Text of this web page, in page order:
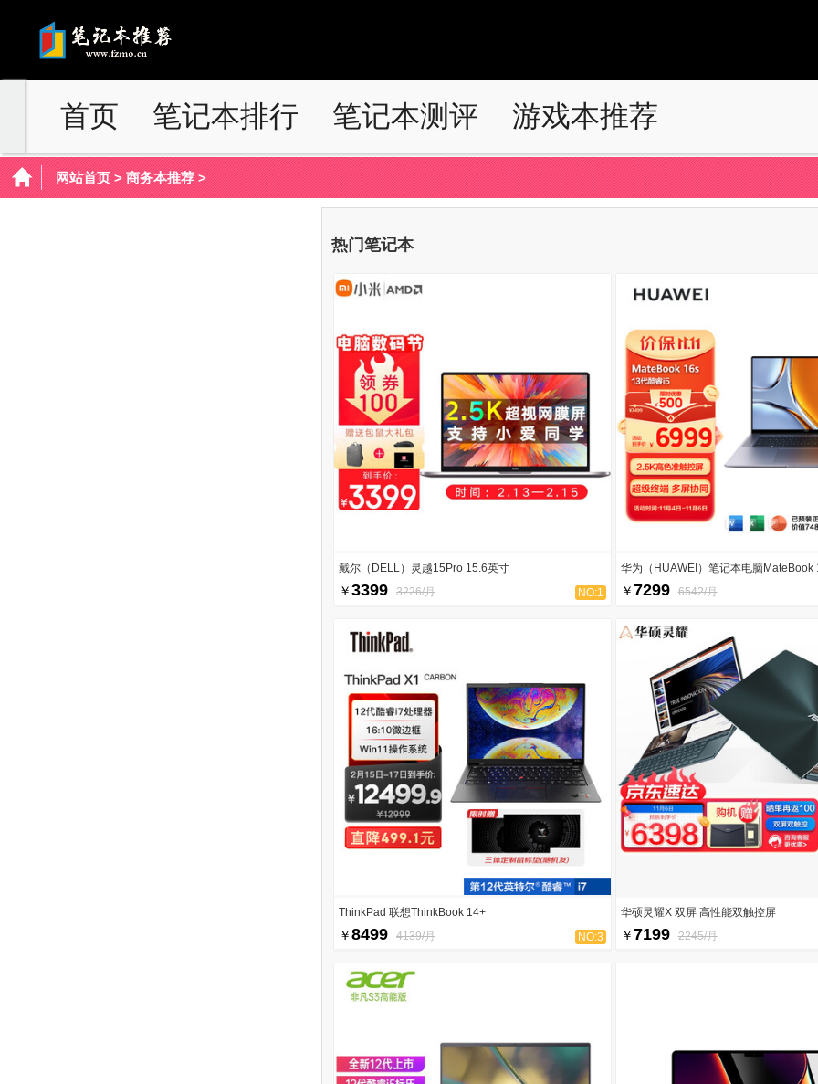
首页 笔记本排行 笔记本测评 游戏本推荐
网站首页> 商务本推荐>
热门笔记本
戴尔（DELL）灵越15Pro 15.6英寸
￥3399 3226/月 NO:1
华为（HUAWEI）笔记本电脑MateBook
￥7299 6542/月
ThinkPad 联想ThinkBook 14+
￥8499 4139/月 NO:3
华硕灵耀X 双屏 高性能双触控屏
￥7199 2245/月